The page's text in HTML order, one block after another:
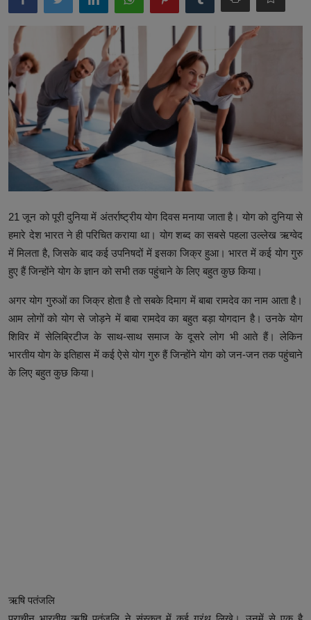
खेल-कूद
मनोरंजन
टेक & शिक्षा
लाइफ स्टाइल
फिटनेश
21 जून को पूरी दुनिया में अंतर्राष्ट्रीय योग दिवस मनाया जाता है। योग को दुनिया से
हमारे देश भारत ने ही परिचित कराया था। योग शब्द का सबसे पहला उल्लेख ऋग्वेद
में मिलता है, जिसके बाद कई उपनिषदों में इसका जिक्र हुआ। भारत में कई योग गुरु
हुए हैं जिन्होंने योग के ज्ञान को सभी तक पहुंचाने के लिए बहुत कुछ किया।
अगर योग गुरुओं का जिक्र होता है तो सबके दिमाग में बाबा रामदेव का नाम आता है।
आम लोगों को योग से जोड़ने में बाबा रामदेव का बहुत बड़ा योगदान है। उनके योग
शिविर में सेलिब्रिटीज के साथ-साथ समाज के दूसरे लोग भी आते हैं। लेकिन
भारतीय योग के इतिहास में कई ऐसे योग गुरु हैं जिन्होंने योग को जन-जन तक पहुंचाने
के लिए बहुत कुछ किया।
ऋषि पतंजलि